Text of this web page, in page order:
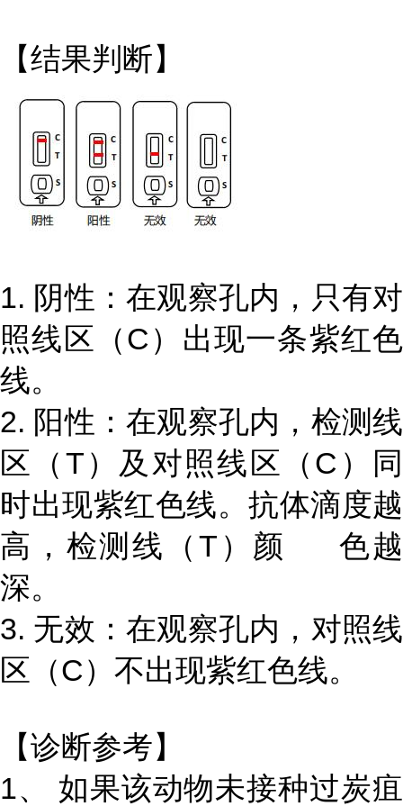
【结果判断】
1. 阴性：在观察孔内，只有对
照线区（C）出现一条紫红色
线。
2. 阳性：在观察孔内，检测线
区（T）及对照线区（C）同
时出现紫红色线。抗体滴度越
高，检测线（T）颜 色越
深。
3. 无效：在观察孔内，对照线
区（C）不出现紫红色线。
【诊断参考】
1、 如果该动物未接种过炭疽